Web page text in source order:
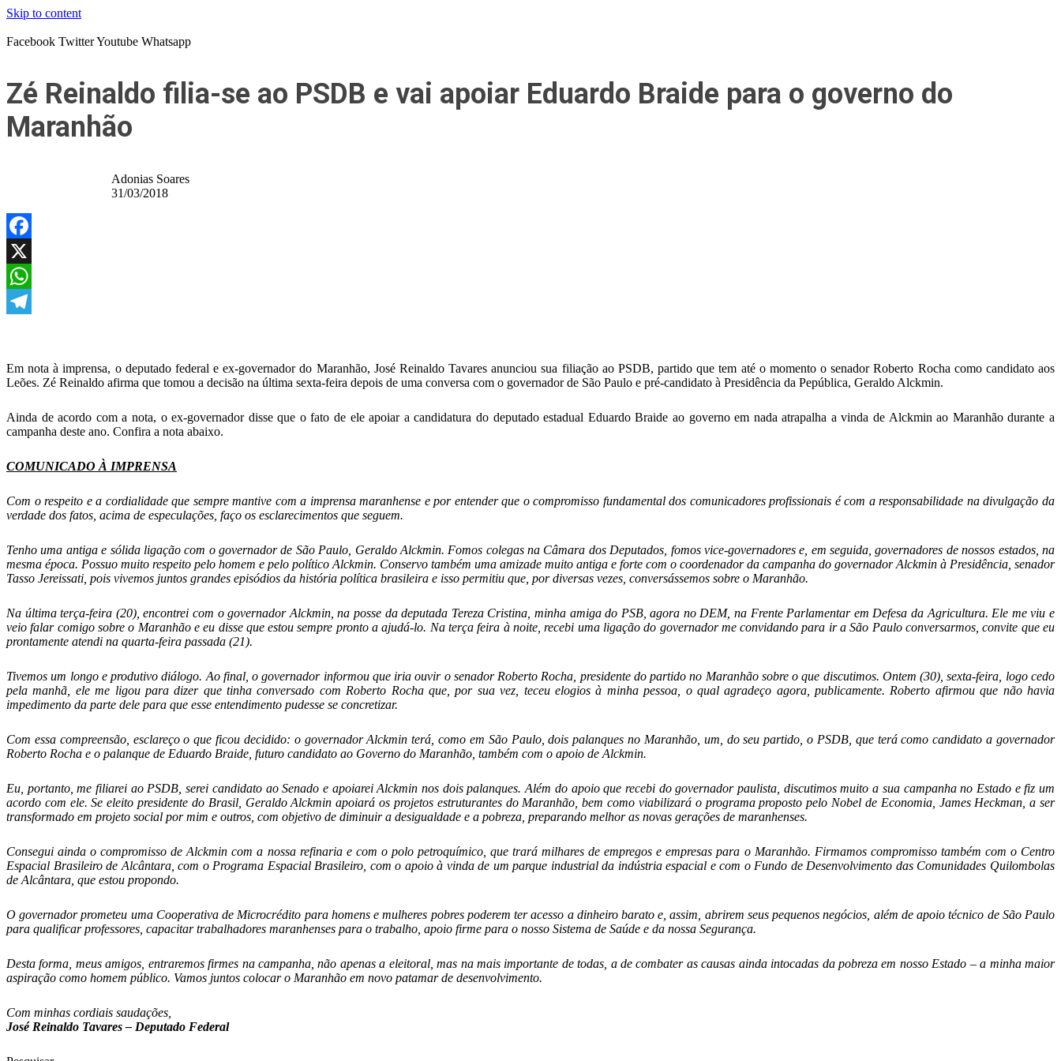
Skip to content
Facebook TwitterYoutube Whatsapp
Zé Reinaldo filia-se ao PSDB e vai apoiar Eduardo Braide para o governo do
Maranhão
Adonias Soares
31/03/2018
Facebook
X
WhatsApp
Em nota à imprensa, o deputado federal e ex-governador do Maranhão, José Reinaldo Tavares anunciou sua filiação ao PSDB, partido que tem até o momento o senador Roberto Rocha como candidato aos
Leões. Zé Reinaldo afirma que tomou a decisão na última sexta-feira depois de uma conversa com o governador de São Paulo e pré-candidato à Presidência da Pepública, Geraldo Alckmin.
Ainda de acordo com a nota, o ex-governador disse que o fato de ele apoiar a candidatura do deputado estadual Eduardo Braide ao governo em nada atrapalha a vinda de Alckmin ao Maranhão durante a
campanha deste ano. Confira a nota abaixo.
COMUNICADO À IMPRENSA
Com o respeito e a cordialidade que sempre mantive com a imprensa maranhense e por entender que o compromisso fundamental dos comunicadores profissionais é com a responsabilidade na divulgação da
verdade dos fatos, acima de especulações, faço os esclarecimentos que seguem.
Tenho uma antiga e sólida ligação com o governador de São Paulo, Geraldo Alckmin. Fomos colegas na Câmara dos Deputados, fomos vice-governadores e, em seguida, governadores de nossos estados, na
mesma época. Possuo muito respeito pelo homem e pelo político Alckmin. Conservo também uma amizade muito antiga e forte com o coordenador da campanha do governador Alckmin à Presidência, senador
Tasso Jereissati, pois vivemos juntos grandes episódios da história política brasileira e isso permitiu que, por diversas vezes, conversássemos sobre o Maranhão.
Na última terça-feira (20), encontrei com o governador Alckmin, na posse da deputada Tereza Cristina, minha amiga do PSB, agora no DEM, na Frente Parlamentar em Defesa da Agricultura. Ele me viu e
veio falar comigo sobre o Maranhão e eu disse que estou sempre pronto a ajudá-lo. Na terça feira à noite, recebi uma ligação do governador me convidando para ir a São Paulo conversarmos, convite que eu
prontamente atendi na quarta-feira passada (21).
Tivemos um longo e produtivo diálogo. Ao final, o governador informou que iria ouvir o senador Roberto Rocha, presidente do partido no Maranhão sobre o que discutimos. Ontem (30), sexta-feira, logo cedo
pela manhã, ele me ligou para dizer que tinha conversado com Roberto Rocha que, por sua vez, teceu elogios à minha pessoa, o qual agradeço agora, publicamente. Roberto afirmou que não havia
impedimento da parte dele para que esse entendimento pudesse se concretizar.
Com essa compreensão, esclareço o que ficou decidido: o governador Alckmin terá, como em São Paulo, dois palanques no Maranhão, um, do seu partido, o PSDB, que terá como candidato a governador
Roberto Rocha e o palanque de Eduardo Braide, futuro candidato ao Governo do Maranhão, também com o apoio de Alckmin.
Eu, portanto, me filiarei ao PSDB, serei candidato ao Senado e apoiarei Alckmin nos dois palanques. Além do apoio que recebi do governador paulista, discutimos muito a sua campanha no Estado e fiz um
acordo com ele. Se eleito presidente do Brasil, Geraldo Alckmin apoiará os projetos estruturantes do Maranhão, bem como viabilizará o programa proposto pelo Nobel de Economia, James Heckman, a ser
transformado em projeto social por mim e outros, com objetivo de diminuir a desigualdade e a pobreza, preparando melhor as novas gerações de maranhenses.
Consegui ainda o compromisso de Alckmin com a nossa refinaria e com o polo petroquímico, que trará milhares de empregos e empresas para o Maranhão. Firmamos compromisso também com o Centro
Espacial Brasileiro de Alcântara, com o Programa Espacial Brasileiro, com o apoio à vinda de um parque industrial da indústria espacial e com o Fundo de Desenvolvimento das Comunidades Quilombolas
de Alcântara, que estou propondo.
O governador prometeu uma Cooperativa de Microcrédito para homens e mulheres pobres poderem ter acesso a dinheiro barato e, assim, abrirem seus pequenos negócios, além de apoio técnico de São Paulo
para qualificar professores, capacitar trabalhadores maranhenses para o trabalho, apoio firme para o nosso Sistema de Saúde e da nossa Segurança.
Desta forma, meus amigos, entraremos firmes na campanha, não apenas a eleitoral, mas na mais importante de todas, a de combater as causas ainda intocadas da pobreza em nosso Estado – a minha maior
aspiração como homem público. Vamos juntos colocar o Maranhão em novo patamar de desenvolvimento.
Com minhas cordiais saudações,
José Reinaldo Tavares – Deputado Federal